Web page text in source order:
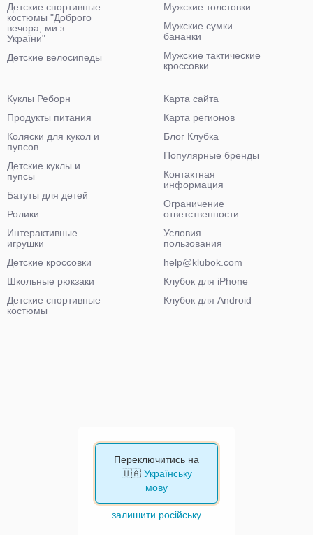
Детские спортивные
костюмы "Доброго
вечора, ми з
України"
Детские велосипеды
Мужские толстовки
Мужские сумки
бананки
Мужские тактические
кроссовки
Куклы Реборн
Продукты питания
Коляски для кукол и
пупсов
Детские куклы и
пупсы
Батуты для детей
Ролики
Интерактивные
игрушки
Детские кроссовки
Школьные рюкзаки
Детские спортивные
костюмы
Карта сайта
Карта регионов
Блог Клубка
Популярные бренды
Контактная
информация
Ограничение
ответственности
Условия
пользования
help@klubok.com
Клубок для iPhone
Клубок для Android
Переключитись на
🇺🇦 Українську
мову
залишити російську